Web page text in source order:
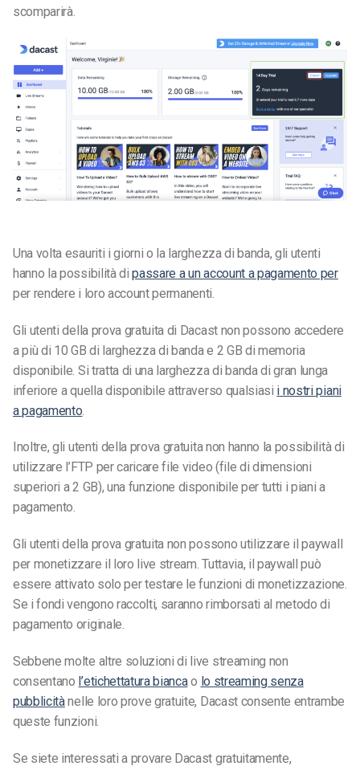
scomparirà.
Una volta esauriti i giorni o la larghezza di banda, gli utenti
hanno la possibilità dipassare a un account a pagamento per
per rendere i loro account permanenti.
Gli utenti della prova gratuita di Dacast non possono accedere
a più di 10 GB di larghezza di banda e 2 GB di memoria
disponibile. Si tratta di una larghezza di banda di gran lunga
inferiore a quella disponibile attraverso qualsiasi i nostri piani
a pagamento
Inoltre, gli utenti della prova gratuita non hanno la possibilità di
utilizzare l’FTP per caricare file video (file di dimensioni
superiori a 2 GB), una funzione disponibile per tutti i piani a
pagamento.
Gli utenti della prova gratuita non possono utilizzare il paywall
per monetizzare il loro live stream. Tuttavia, il paywall può
essere attivato solo per testare le funzioni di monetizzazione.
Se i fondi vengono raccolti, saranno rimborsati al metodo di
pagamento originale.
Sebbene molte altre soluzioni di live streaming non
consentano l’etichettatura biancao lo streaming senza
pubblicitànelle loro prove gratuite, Dacast consente entrambe
queste funzioni.
Se siete interessati a provare Dacast gratuitamente,